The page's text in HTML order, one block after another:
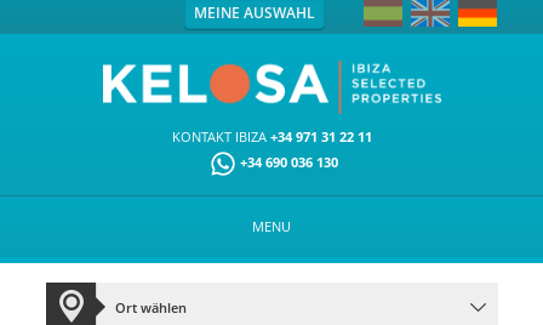
MEINE AUSWAHL
KONTAKT IBIZA +34 971 31 22 11
+34 690 036 130
MENU